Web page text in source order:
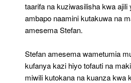
taarifa na kuziwasilisha kwa ajili
ambapo naamini kutakuwa na
amesema Stefan.
Stefan amesema wametumia
kufanya kazi hiyo tofauti na
miwili kutokana na kuanza kwa